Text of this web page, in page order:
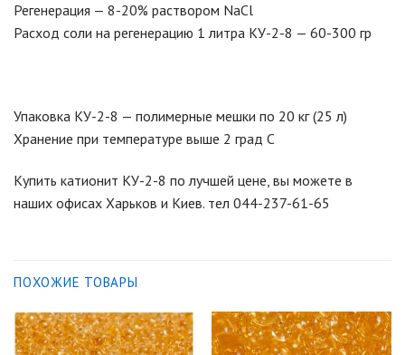
Регенерация — 8-20% раствором NaCl
Расход соли на регенерацию 1 литра КУ-2-8 — 60-300 гр
Упаковка КУ-2-8 — полимерные мешки по 20 кг (25 л)
Хранение при температуре выше 2 град С
Купить катионит КУ-2-8 по лучшей цене, вы можете в
наших офисах Харьков и Киев. тел 044-237-61-65
ПОХОЖИЕ ТОВАРЫ